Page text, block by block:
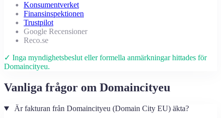
Konsumentverket
Finansinspektionen
Trustpilot
Google Recensioner
Reco.se
✓ Inga myndighetsbeslut eller formella anmärkningar hittades för
Domaincityeu.
Vanliga frågor om Domaincityeu
Är fakturan från Domaincityeu (Domain City EU) äkta?